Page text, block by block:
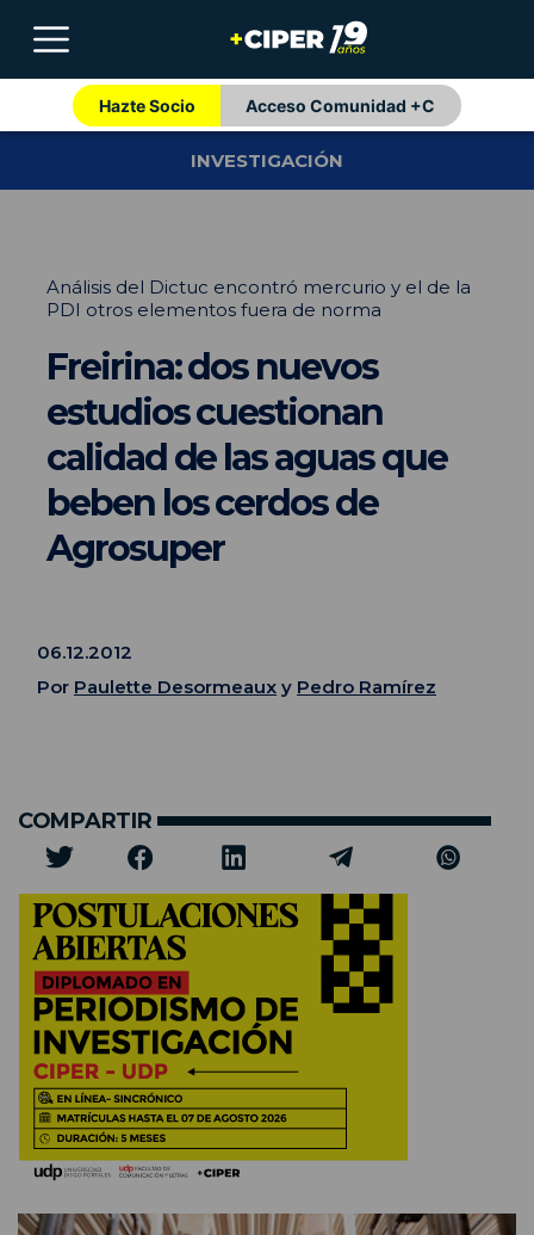
Hazte Socio Acceso Comunidad +C
INVESTIGACIÓN
Análisis del Dictuc encontró mercurio y el de la
PDI otros elementos fuera de norma
Freirina: dos nuevos
estudios cuestionan
calidad de las aguas que
beben los cerdos de
Agrosuper
06.12.2012
Por Paulette Desormeaux y Pedro Ramírez
COMPARTIR